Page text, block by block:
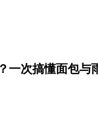
一次搞懂面包与